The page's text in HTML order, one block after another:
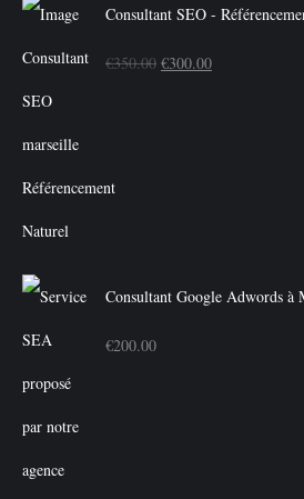
Consultant SEO -
€350.00 Le
€300.00Le
Consultant Google Adwords à
€200.00